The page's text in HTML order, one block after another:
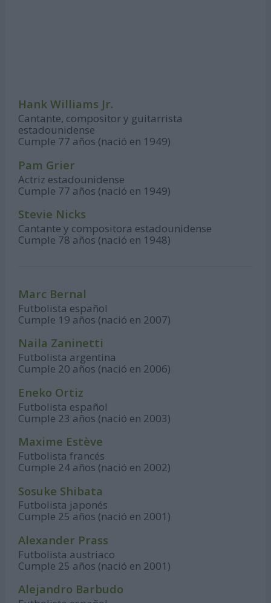
Hank Williams Jr.
Cantante, compositor y guitarrista
estadounidense
Cumple 77 años (nació en 1949)
Pam Grier
Actriz estadounidense
Cumple 77 años (nació en 1949)
Stevie Nicks
Cantante y compositora estadounidense
Cumple 78 años (nació en 1948)
Marc Bernal
Futbolista español
Cumple 19 años (nació en 2007)
Naila Zaninetti
Futbolista argentina
Cumple 20 años (nació en 2006)
Eneko Ortiz
Futbolista español
Cumple 23 años (nació en 2003)
Maxime Estève
Futbolista francés
Cumple 24 años (nació en 2002)
Sosuke Shibata
Futbolista japonés
Cumple 25 años (nació en 2001)
Alexander Prass
Futbolista austriaco
Cumple 25 años (nació en 2001)
Alejandro Barbudo